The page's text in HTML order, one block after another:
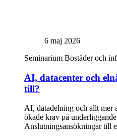
6 maj 2026
Seminarium Bostäder och
AI, datacenter och
till?
AI, datadelning och allt mer
ökade krav på
Anslutningsansökningar till